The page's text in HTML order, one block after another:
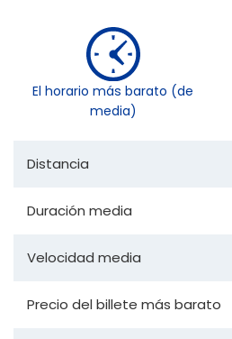
El horario más barato (de
media)
Distancia
Duración media
Velocidad media
Precio del billete más barato